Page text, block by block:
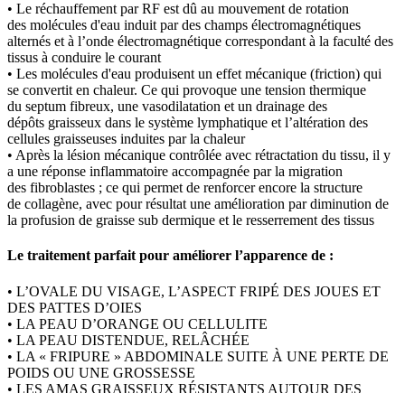
• Le réchauffement par RF est dû au mouvement de rotation
des molécules d'eau induit par des champs électromagnétiques
alternés et à l’onde électromagnétique correspondant à la faculté des
tissus à conduire le courant
• Les molécules d'eau produisent un effet mécanique (friction) qui
se convertit en chaleur. Ce qui provoque une tension thermique
du septum fibreux, une vasodilatation et un drainage des
dépôts graisseux dans le système lymphatique et l’altération des
cellules graisseuses induites par la chaleur
• Après la lésion mécanique contrôlée avec rétractation du tissu, il y
a une réponse inflammatoire accompagnée par la migration
des fibroblastes ; ce qui permet de renforcer encore la structure
de collagène, avec pour résultat une amélioration par diminution de
la profusion de graisse sub dermique et le resserrement des tissus
Le traitement parfait pour améliorer l’apparence de :
• L’OVALE DU VISAGE, L’ASPECT FRIPÉ DES JOUES ET
DES PATTES D’OIES
• LA PEAU D’ORANGE OU CELLULITE
• LA PEAU DISTENDUE, RELÂCHÉE
• LA « FRIPURE » ABDOMINALE SUITE À UNE PERTE DE
POIDS OU UNE GROSSESSE
• LES AMAS GRAISSEUX RÉSISTANTS AUTOUR DES